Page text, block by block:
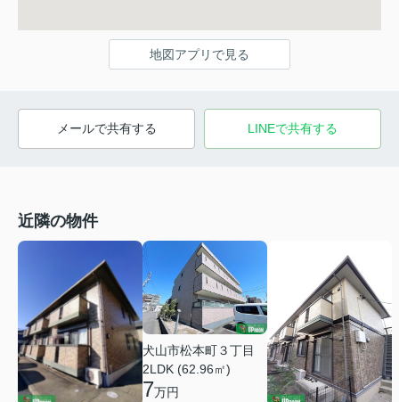
地図アプリで見る
メールで共有する LINEで共有する
近隣の物件
犬山市松本町３丁目
2LDK (62.96㎡)
7万円